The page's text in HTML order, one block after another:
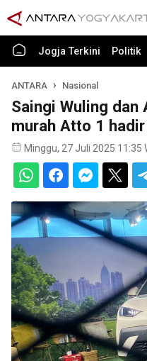
Jogja Terkini Politik
ANTARA Nasional
Saingi Wuling
murah Atto 1
Minggu, 27 Juli 2025 11:35